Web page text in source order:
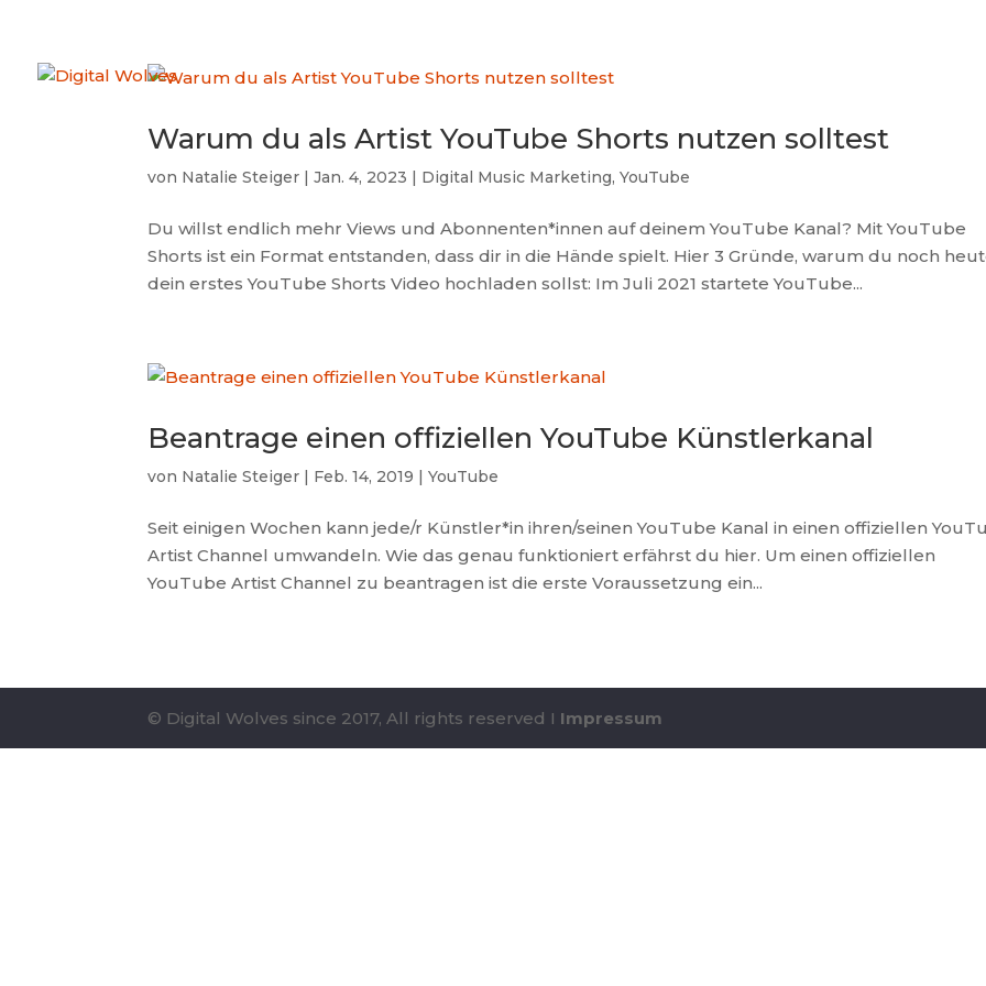
Warum du als Artist YouTube Shorts nutzen solltest
von Natalie Steiger |Jan. 4, 2023 | Digital Music Marketing,YouTube
Du willst endlich mehr Views und Abonnenten*innen auf deinem YouTube Kanal? Mit YouTube
Shorts ist ein Format entstanden, dass dir in die Hände spielt. Hier 3 Gründe, warum du noch
dein erstes YouTube Shorts Video hochladen sollst: Im Juli 2021 startete YouTube...
Beantrage einen offiziellen YouTube Künstlerkanal
von Natalie Steiger | Feb. 14, 2019 |YouTube
Seit einigen Wochen kann jede/r Künstler*in ihren/seinen YouTube Kanal in einen offiziellen
Artist Channel umwandeln. Wie das genau funktioniert erfährst du hier. Um einen offiziellen
YouTube Artist Channel zu beantragen ist die erste Voraussetzung ein...
© Digital Wolves since 2017, All rights reserved I Impressum